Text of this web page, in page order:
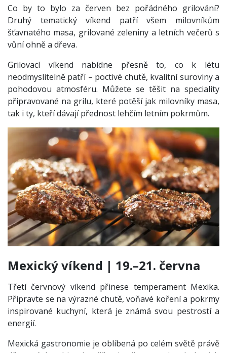
Co by to bylo za červen bez pořádného grilování?
Druhý tematický víkend patří všem milovníkům
šťavnatého masa, grilované zeleniny a letních večerů s
vůní ohně a dřeva.
Grilovací víkend nabídne přesně to, co k létu
neodmyslitelně patří – poctivé chutě, kvalitní suroviny a
pohodovou atmosféru. Můžete se těšit na speciality
připravované na grilu, které potěší jak milovníky masa,
tak i ty, kteří dávají přednost lehčím letním pokrmům.
Mexický víkend | 19.–21. června
Třetí červnový víkend přinese temperament Mexika.
Připravte se na výrazné chutě, voňavé koření a pokrmy
inspirované kuchyní, která je známá svou pestrostí a
energií.
Mexická gastronomie je oblíbená po celém světě právě